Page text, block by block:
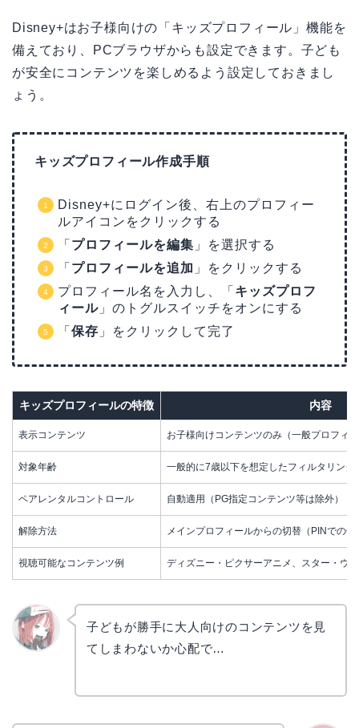
Disney+はお子様向けの「キッズプロフィール」機能を
備えており、PCブラウザからも設定できます。子ども
が安全にコンテンツを楽しめるよう設定しておきまし
ょう。
キッズプロフィール作成手順
Disney+にログイン後、右上のプロフィー
ルアイコンをクリックする
「 プロフィールを編集 」を選択する
「 プロフィールを追加 」をクリックする
プロフィール名を入力し、「 キッズプロフ
ィール 」のトグルスイッチをオンにする
「 保存 」をクリックして完了
キッズプロフィールの特徴 内容
表示コンテンツ お子様向けコンテンツのみ（一般プロフィ
対象年齢 一般的に7歳以下を想定したフィルタリング
ペアレンタルコントロール 自動適用（PG指定コンテンツ等は除外）
解除方法 メインプロフィールからの切替（PINでの
視聴可能なコンテンツ例 ディズニー・ピクサーアニメ、スター・ウ
子どもが勝手に大人向けのコンテンツを見
てしまわないか心配で…